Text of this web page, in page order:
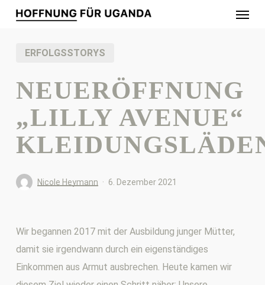
Skip
ERFOLGSSTORYS
NEUERÖFFNUNG
„LILLY AVENUE“
Nicole Heymann 6. Dezember 2021
Wir begannen 2017 mit der Ausbildung junger Mütter,
damit sie irgendwann durch ein eigenständiges
Einkommen aus Armut ausbrechen. Heute kamen wir